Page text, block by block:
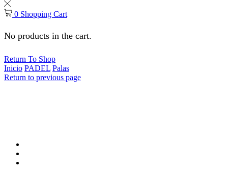
0 Shopping Cart
No products in the cart.
Return To Shop
Inicio PADEL Palas
Return to previous page